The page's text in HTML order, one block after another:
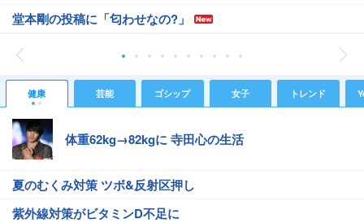
堂本剛の投稿に「匂わせなの?」
健康 芸能 ゴシップ 女子 トレンド
体重62kg→82kgに 寺田心の生活
夏のむくみ対策 ツボ&反射区押し
紫外線対策がビタミンD不足に